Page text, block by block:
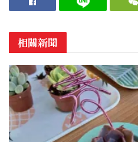
相關新聞